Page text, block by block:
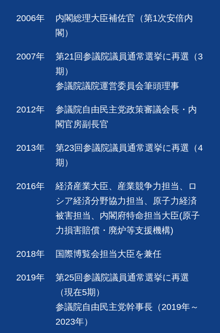
2006年
内閣総理大臣補佐官（第1次安倍内
閣）
2007年
第21回参議院議員通常選挙に再選（3
期）
参議院議院運営委員会筆頭理事
2012年
参議院自由民主党政策審議会長・内
閣官房副長官
2013年
第23回参議院議員通常選挙に再選（4
期）
2016年
経済産業大臣、産業競争力担当、ロ
シア経済分野協力担当、原子力経済
被害担当、内閣府特命担当大臣(原子
力損害賠償・廃炉等支援機構)
2018年 国際博覧会担当大臣を兼任
2019年
第25回参議院議員通常選挙に再選
（現在5期）
参議院自由民主党幹事長（2019年～
2023年）